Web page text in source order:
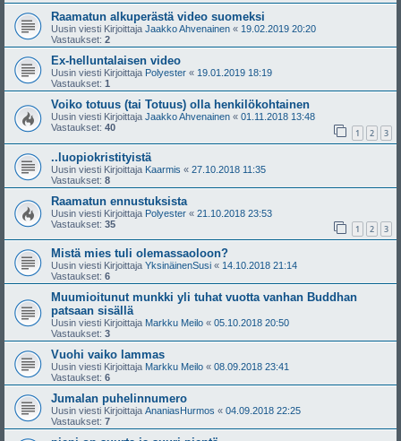
Raamatun alkuperästä video suomeksi
Uusin viesti Kirjoittaja Jaakko Ahvenainen « 19.02.2019 20:20
Vastaukset: 2
Ex-helluntalaisen video
Uusin viesti Kirjoittaja Polyester « 19.01.2019 18:19
Vastaukset: 1
Voiko totuus (tai Totuus) olla henkilökohtainen
Uusin viesti Kirjoittaja Jaakko Ahvenainen « 01.11.2018 13:48
Vastaukset: 40 1 2 3
..luopiokristityistä
Uusin viesti Kirjoittaja Kaarmis « 27.10.2018 11:35
Vastaukset: 8
Raamatun ennustuksista
Uusin viesti Kirjoittaja Polyester « 21.10.2018 23:53
Vastaukset: 35 1 2 3
Mistä mies tuli olemassaoloon?
Uusin viesti Kirjoittaja YksinäinenSusi « 14.10.2018 21:14
Vastaukset: 6
Muumioitunut munkki yli tuhat vuotta vanhan Buddhan
patsaan sisällä
Uusin viesti Kirjoittaja Markku Meilo « 05.10.2018 20:50
Vastaukset: 3
Vuohi vaiko lammas
Uusin viesti Kirjoittaja Markku Meilo « 08.09.2018 23:41
Vastaukset: 6
Jumalan puhelinnumero
Uusin viesti Kirjoittaja AnaniasHurmos « 04.09.2018 22:25
Vastaukset: 7